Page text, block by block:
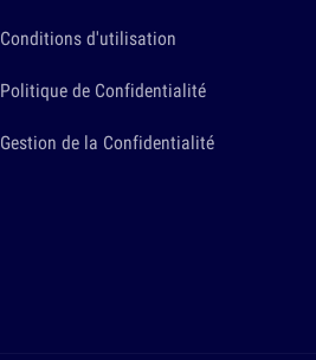
Conditions d'utilisation
Politique de Confidentialité
Gestion de la Confidentialité